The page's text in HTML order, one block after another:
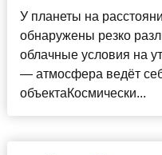
У планеты на
обнаружены резко
облачные условия на
— атмосфера ведёт
объектаКосмически...